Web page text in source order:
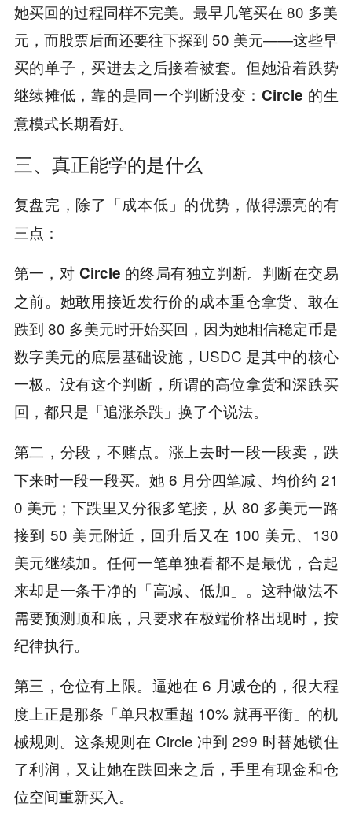
她买回的过程同样不完美。最早几笔买在 80 多美
元，而股票后面还要往下探到 50 美元——这些早
买的单子，买进去之后接着被套。但她沿着跌势
继续摊低，靠的是同一个判断没变： Circle 的生
意模式长期看好。
三、真正能学的是什么
复盘完，除了「成本低 」的优势，做得漂亮的有
三点：
第一，对 Circle 的终局有独立判断。判断在交易
之前。她敢用接近发行价的成本重仓拿货、敢在
跌到 80 多美元时开始买回，因为她相信稳定币是
数字美元的底层基础设施，USDC 是其中的核心
一极。没有这个判断，所谓的高位拿货和深跌买
回，都只是「追涨杀跌」换了个说法。
第二，分段，不赌点。涨上去时一段一段卖，跌
下来时一段一段买。她 6 月分四笔减、均价约 21
0 美元；下跌里又分很多笔接，从 80 多美元一路
接到 50 美元附近，回升后又在 100 美元、130
美元继续加。任何一笔单独看都不是最优，合起
来却是一条干净的「高减、低加」。这种做法不
需要预测顶和底，只要求在极端价格出现时，按
纪律执行。
第三，仓位有上限。 逼她在 6 月减仓的，很大程
度上正是那条「单只权重超 10% 就再平衡」的机
械规则。这条规则在 Circle 冲到 299 时替她锁住
了利润，又让她在跌回来之后，手里有现金和仓
位空间重新买入。